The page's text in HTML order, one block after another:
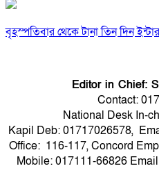
বৃহস্পতিবার থেকে টানা তিন দিন
Editor in Chief:
Contact:
National Desk In-
Kapil Deb: 01717026578,
Office: 116-117, Concord
Mobile: 017111-66826